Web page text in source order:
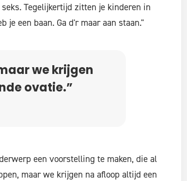
Tegelijkertijd zitten je kinderen in
je een baan. Ga d'r maar aan staan."
we krijgen
ovatie.”
een voorstelling te maken, die al
maar we krijgen na afloop altijd een